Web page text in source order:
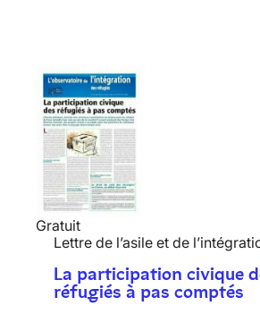
Gratuit
Lettre de l’asile et de
La participation civique
réfugiés à pas comptés